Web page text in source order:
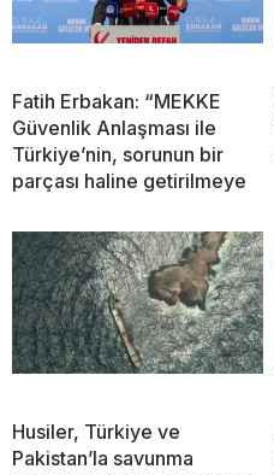
Fatih Erbakan: “MEKKE
Güvenlik Anlaşması ile
Türkiye’nin, sorunun bir
parçası haline getirilmeye
Husiler, Türkiye ve
Pakistan’la savunma